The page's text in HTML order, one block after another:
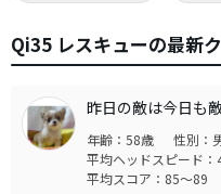
Qi35 レスキューの最新
昨日の敵は今日も
年齢：58歳 性別：
平均ヘッドスピード
平均スコア：85～89